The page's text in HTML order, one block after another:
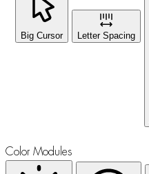
Big Cursor Letter Spacing
Color Modules